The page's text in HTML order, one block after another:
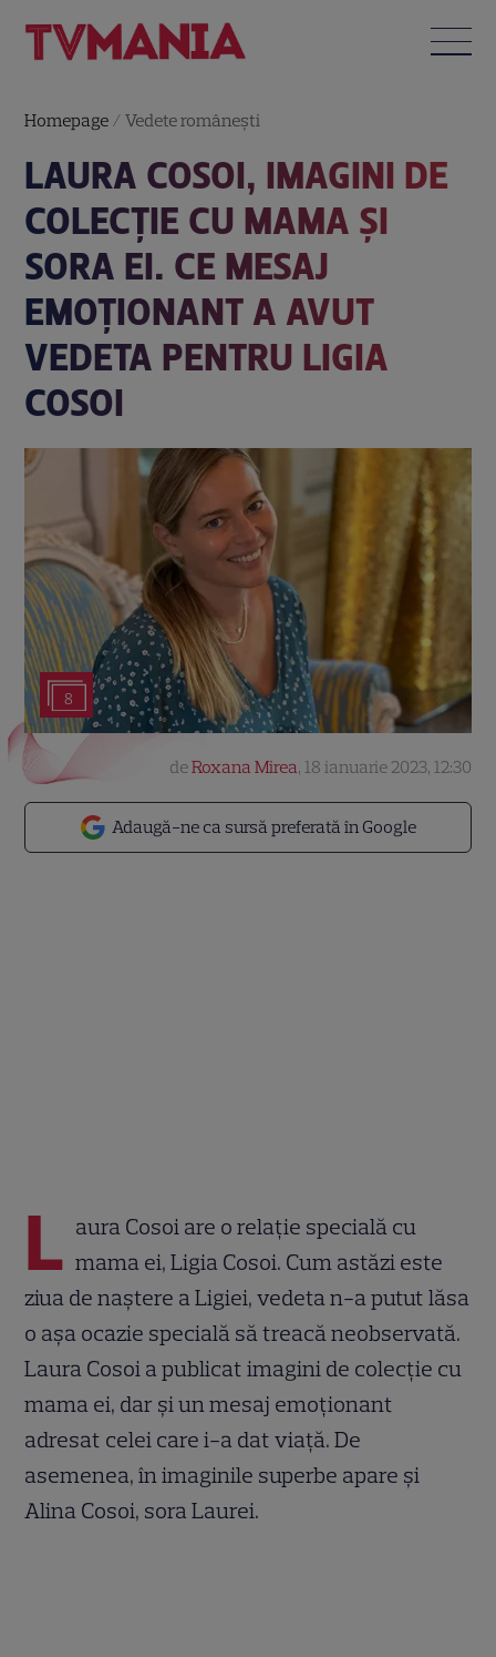
Homepage /Vedete româneşti
LAURA COSOI, IMAGINI DE
COLECȚIE CU MAMA ȘI
SORA EI. CE MESAJ
EMOȚIONANT A AVUT
VEDETA PENTRU LIGIA
COSOI
8
Adaugă-ne ca sursă preferată în Google
deRoxana Mirea, 18 ianuarie 2023, 12:30
L aura Cosoi are o relație specială cu
mama ei, Ligia Cosoi. Cum astăzi este
ziua de naștere a Ligiei, vedeta n-a putut lăsa
o așa ocazie specială să treacă neobservată.
Laura Cosoi a publicat imagini de colecție cu
mama ei, dar și un mesaj emoționant
adresat celei care i-a dat viață. De
asemenea, în imaginile superbe apare și
Alina Cosoi, sora Laurei.